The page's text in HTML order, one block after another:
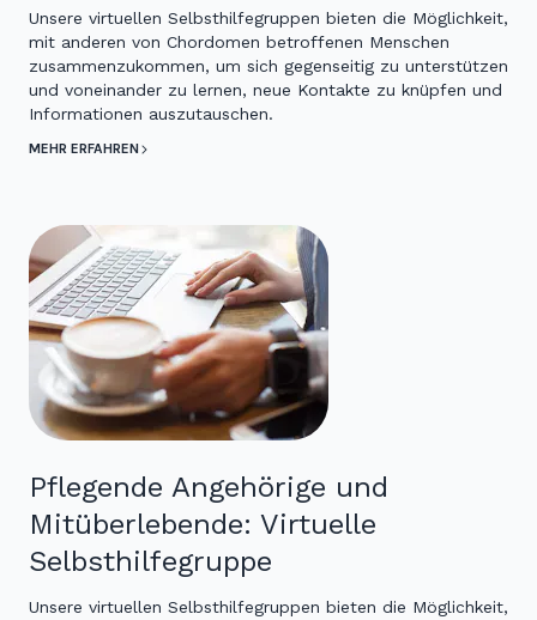
Unsere virtuellen Selbsthilfegruppen bieten die Möglichkeit,
mit anderen von Chordomen betroffenen Menschen
zusammenzukommen, um sich gegenseitig zu unterstützen
und voneinander zu lernen, neue Kontakte zu knüpfen und
Informationen auszutauschen.
MEHR ERFAHREN
Pflegende Angehörige und
Mitüberlebende: Virtuelle
Selbsthilfegruppe
Unsere virtuellen Selbsthilfegruppen bieten die Möglichkeit,